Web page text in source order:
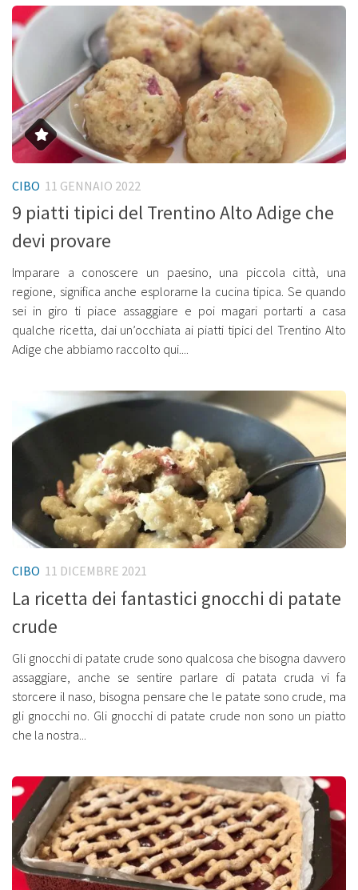
CIBO 11 GENNAIO 2022
9 piatti tipici del Trentino Alto Adige che
devi provare
Imparare a conoscere un paesino, una piccola città, una
regione, significa anche esplorarne la cucina tipica. Se quando
sei in giro ti piace assaggiare e poi magari portarti a casa
qualche ricetta, dai un’occhiata ai piatti tipici del Trentino Alto
Adige che abbiamo raccolto qui....
CIBO 11 DICEMBRE 2021
La ricetta dei fantastici gnocchi di patate
crude
Gli gnocchi di patate crude sono qualcosa che bisogna davvero
assaggiare, anche se sentire parlare di patata cruda vi fa
storcere il naso, bisogna pensare che le patate sono crude, ma
gli gnocchi no. Gli gnocchi di patate crude non sono un piatto
che la nostra...